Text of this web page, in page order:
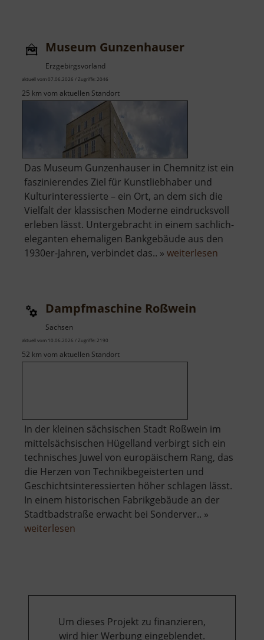
Museum Gunzenhauser
Erzgebirgsvorland
aktuell vom 07.06.2026 / Zugriffe: 2046
25 km vom aktuellen Standort
Das Museum Gunzenhauser in Chemnitz ist ein
faszinierendes Ziel für Kunstliebhaber und
Kulturinteressierte – ein Ort, an dem sich die
Vielfalt der klassischen Moderne eindrucksvoll
erleben lässt. Untergebracht in einem sachlich-
eleganten ehemaligen Bankgebäude aus den
1930er-Jahren, verbindet das.. » weiterlesen
Dampfmaschine Roßwein
Sachsen
aktuell vom 10.06.2026 / Zugriffe: 2190
52 km vom aktuellen Standort
In der kleinen sächsischen Stadt Roßwein im
mittelsächsischen Hügelland verbirgt sich ein
technisches Juwel von europäischem Rang, das
die Herzen von Technikbegeisterten und
Geschichtsinteressierten höher schlagen lässt.
In einem historischen Fabrikgebäude an der
Stadtbadstraße erwacht bei Sonderver.. »
weiterlesen
Um dieses Projekt zu finanzieren,
wird hier Werbung eingeblendet.